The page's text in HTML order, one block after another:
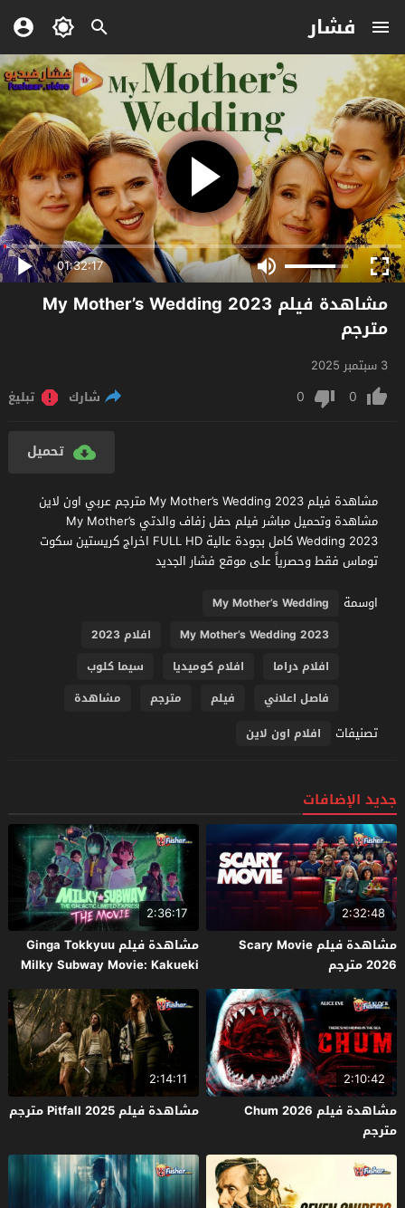
فشار
01:32:17
مشاهدة فيلم My Mother’s Wedding 2023
مترجم
3 سبتمبر 2025
0
0 شارك تبليغ
تحميل
مشاهدة فيلم My Mother’s Wedding 2023 مترجم عربي اون لاين
مشاهدة وتحميل مباشر فيلم حفل زفاف والدتي My Mother’s
Wedding 2023 كامل بجودة عالية FULL HD اخراج كريستين سكوت
توماس فقط وحصرياً على موقع فشار الجديد
اوسمة
My Mother’s Wedding
My Mother’s Wedding 2023
افلام 2023
افلام دراما
افلام كوميديا
سيما كلوب
فاصل اعلاني
فيلم مترجم مشاهدة
تصنيفات افلام اون لاين
جديد الإضافات
2:32:48
مشاهدة فيلم Scary Movie
2026 مترجم
2:36:17
مشاهدة فيلم Ginga Tokkyuu
Milky Subway Movie: Kakueki
Teisha Gekijou Yuki 2026 مترجم
2:10:42
مشاهدة فيلم Chum 2026
مترجم
2:14:11
مشاهدة فيلم Pitfall 2025 مترجم